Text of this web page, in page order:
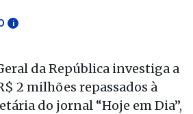
i
da República investiga a
2 milhões repassados à
do jornal “Hoje em Dia”,